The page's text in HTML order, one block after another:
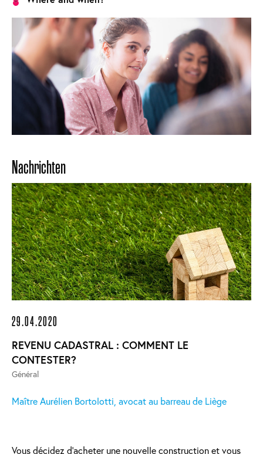
Nachrichten
29.04.2020
REVENU CADASTRAL : COMMENT LE
CONTESTER?
Général
Maître Aurélien Bortolotti, avocat au barreau de Liège
Vous décidez d’acheter une nouvelle construction et vous